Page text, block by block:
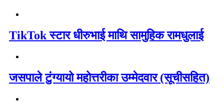
TikTok स्टार धीरुभाई माथि सामुहिक रामधुलाई
जसपाले टुंग्यायो महोत्तरीका उम्मेदवार (सूचीसहित)